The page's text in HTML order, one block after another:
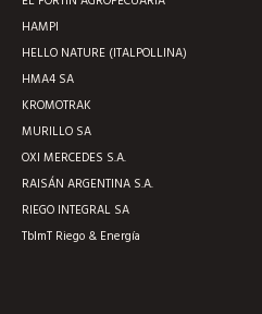
HAMPI
HELLO NATURE (ITALPOLLINA)
HMA4 SA
KROMOTRAK
MURILLO SA
OXI MERCEDES S.A.
RAISÁN ARGENTINA S.A.
RIEGO INTEGRAL SA
TblmT Riego & Energía